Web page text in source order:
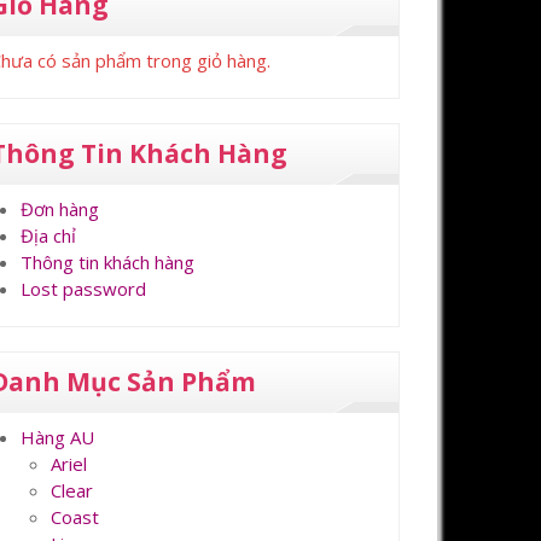
có sản phẩm trong giỏ hàng.
Tin Khách Hàng
Đơn hàng
Địa chỉ
Thông tin khách hàng
Lost password
Mục Sản Phẩm
Hàng AU
Ariel
Clear
Coast